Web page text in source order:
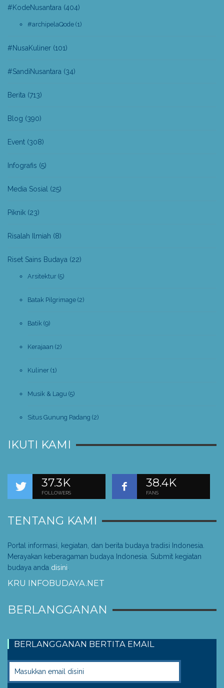
#KodeNusantara (404)
#archipelaQode (1)
#NusaKuliner (101)
#SandiNusantara (34)
Berita (713)
Blog (390)
Event (308)
Infografis (5)
Media Sosial (25)
Piknik (23)
Risalah Ilmiah (8)
Riset Sains Budaya (22)
Arsitektur (5)
Batak Pilgrimage (2)
Batik (9)
Kerajaan (2)
Kuliner (1)
Musik & Lagu (5)
Situs Gunung Padang (2)
IKUTI KAMI
37.3K
FOLLOWERS
38.4K
FANS
TENTANG KAMI
Portal informasi, kegiatan, dan berita budaya tradisi Indonesia.
Merayakan keberagaman budaya Indonesia. Submit kegiatan
budaya anda disini.
KRU INFOBUDAYA.NET
BERLANGGANAN
BERLANGGANAN BERTITA EMAIL